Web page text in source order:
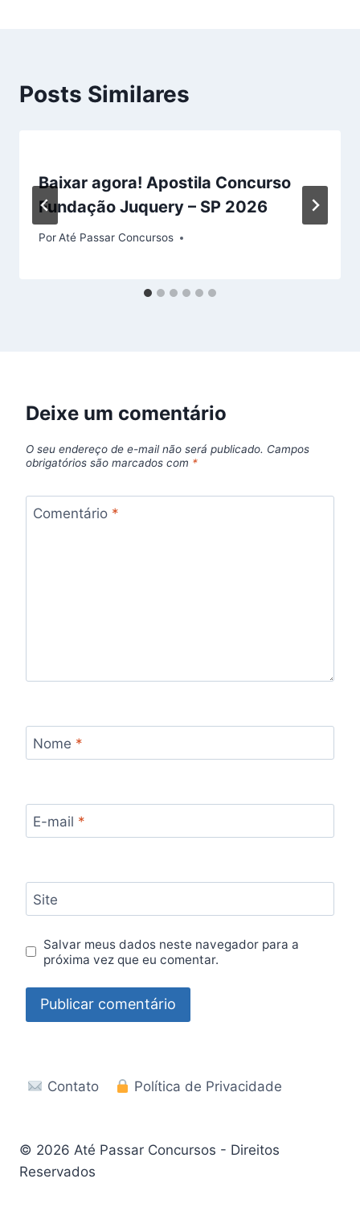
Posts Similares
Baixar agora! Apostila Concurso
Fundação Juquery – SP 2026
PorAté Passar Concursos
Deixe um comentário
O seu endereço de e-mail não será publicado. Campos
obrigatórios são marcados com *
Comentário *
Nome *
E-mail *
Site
Salvar meus dados neste navegador para a
próxima vez que eu comentar.
Contato Política de Privacidade
© 2026 Até Passar Concursos - Direitos
Reservados